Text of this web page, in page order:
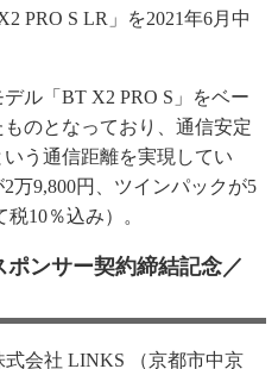
PRO S LR」を2021年6月中
ル「BT X2 PRO S」をベー
のとなっており、通信安定
う通信距離を実現してい
万9,800円、ツインパックが5
10％込み）。
ンサー契約締結記念／
会社 LINKS （京都市中京